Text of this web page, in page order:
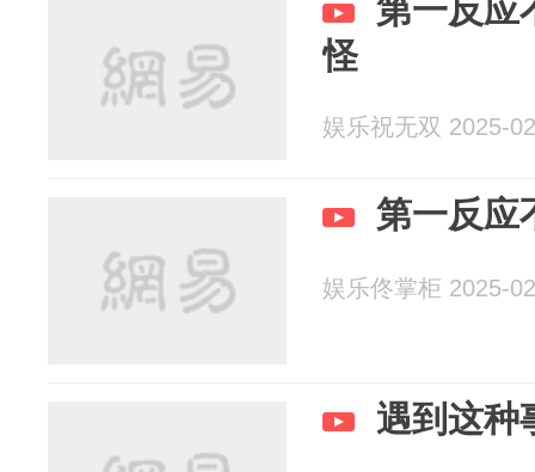
第一反应
怪
娱乐祝无双 2025-
第一反应
娱乐佟掌柜 2025-
遇到这种